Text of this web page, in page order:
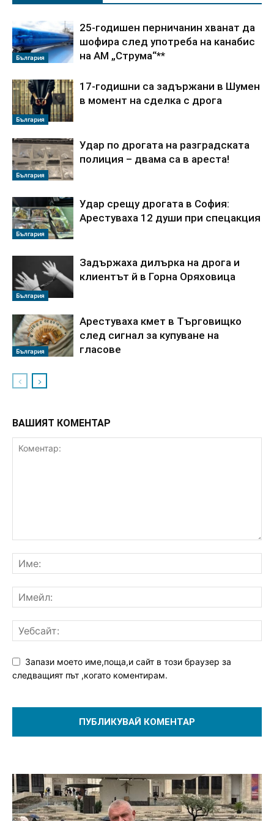
България
25-годишен перничанин хванат да
шофира след употреба на канабис
на АМ „Струма“**
България
17-годишни са задържани в Шумен
в момент на сделка с дрога
България
Удар по дрогата на разградската
полиция – двама са в ареста!
България
Удар срещу дрогата в София:
Арестуваха 12 души при спецакция
България
Задържаха дилърка на дрога и
клиентът й в Горна Оряховица
България
Арестуваха кмет в Търговищко
след сигнал за купуване на
гласове
ВАШИЯТ КОМЕНТАР
Запази моето име,поща,и сайт в този браузер за
следващият път ,когато коментирам.